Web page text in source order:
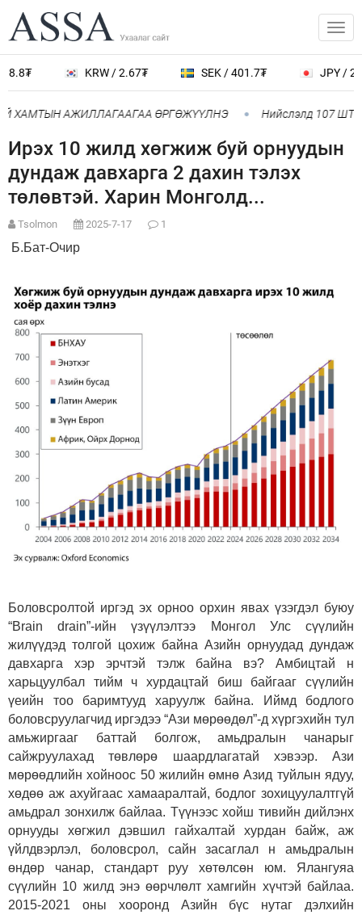
KRW / 2.67₮ SEK / 401.7₮ JPY /
ХАМТЫН АЖИЛЛАГААГАА ӨРГӨЖҮҮЛНЭ Нийслэлд 107 ШТС-
Ирэх 10 жилд хөгжиж буй орнуудын
дундаж давхарга 2 дахин тэлэх
төлөвтэй. Харин Монголд...
Tsolmon 2025-7-17 1
Б.Бат-Очир
Боловсролтой иргэд эх орноо орхин явах үзэгдэл буюу
“Brain drain”-ийн үзүүлэлтээ Монгол Улс сүүлийн
жилүүдэд толгой цохиж байна Азийн орнуудад дундаж
давхарга хэр эрчтэй тэлж байна вэ? Амбицтай н
харьцуулбал тийм ч хурдацтай биш байгааг сүүлийн
үеийн тоо баримтууд харуулж байна. Иймд бодлого
боловсруулагчид иргэдээ “Ази мөрөөдөл”-д хүргэхийн тул
амьжиргааг баттай болгож, амьдралын чанарыг
сайжруулахад төвлөрө шаардлагатай хэвээр. Ази
мөрөөдлийн хойноос 50 жилийн өмнө Азид туйлын ядуу,
хөдөө аж ахуйгаас хамааралтай, бодлог зохицуулалтгүй
амьдрал зонхилж байлаа. Түүнээс хойш тивийн дийлэнх
орнууды хөгжил дэвшил гайхалтай хурдан байж, аж
үйлдвэрлэл, боловсрол, сайн засаглал н амьдралын
өндөр чанар, стандарт руу хөтөлсөн юм. Ялангуяа
сүүлийн 10 жилд энэ өөрчлөлт хамгийн хүчтэй байлаа.
2015-2021 оны хооронд Азийн бүс нутаг дэлхийн